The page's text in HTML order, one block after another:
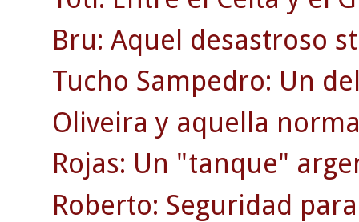
Bru: Aquel desastroso
Tucho Sampedro: Un
Oliveira y aquella
Rojas: Un "tanque"
Roberto: Seguridad